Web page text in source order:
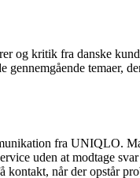
og kritik fra danske
temaer,
fra UNIQLO.
uden at modtage
når der opstår